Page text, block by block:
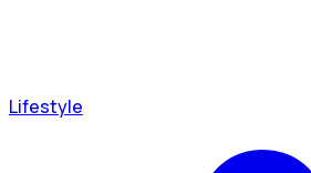
Lifestyle